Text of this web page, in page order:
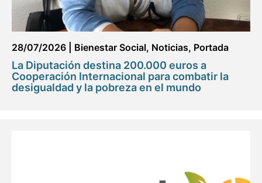
28/07/2026 Bienestar Social, Noticias, Portada
La Diputación destina 200.000 euros a
Cooperación Internacional para combatir la
desigualdad y la pobreza en el mundo